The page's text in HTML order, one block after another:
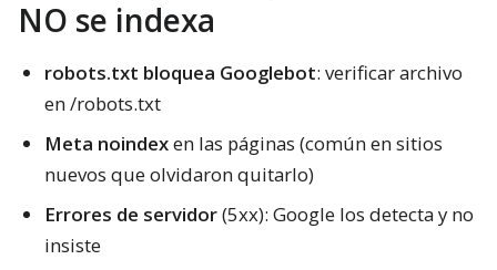
NO se indexa
robots.txt bloquea Googlebot: verificar archivo
en /robots.txt
Meta noindexen las páginas (común en sitios
nuevos que olvidaron quitarlo)
Errores de servidor(5xx): Google los detecta y no
insiste